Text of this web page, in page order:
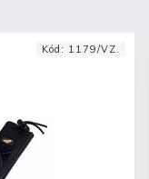
Kód: 1179/VZ.